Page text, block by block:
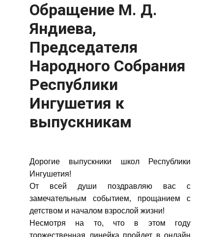
Обращение М. Д.
Яндиева,
Председателя
Народного Собрания
Республики
Ингушетия к
выпускникам
Дорогие выпускники школ Республики
Ингушетия!
От всей души поздравляю вас с
замечательным событием, прощанием с
детством и началом взрослой жизни!
Несмотря на то, что в этом году
торжественная линейка пройдет в онлайн